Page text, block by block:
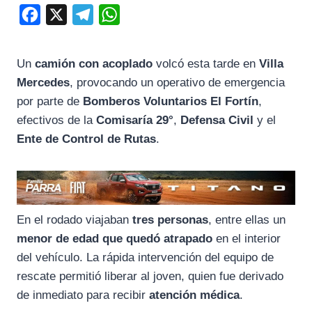
b
o
o
g
r
a
s
A
p
Un camión con acoplado volcó esta tarde en Villa
Mercedes, provocando un operativo de emergencia
por parte de Bomberos Voluntarios El Fortín,
efectivos de la Comisaría 29°, Defensa Civil y el
Ente de Control de Rutas.
En el rodado viajaban tres personas, entre ellas un
menor de edad que quedó atrapado en el interior
del vehículo. La rápida intervención del equipo de
rescate permitió liberar al joven, quien fue derivado
de inmediato para recibir atención médica.